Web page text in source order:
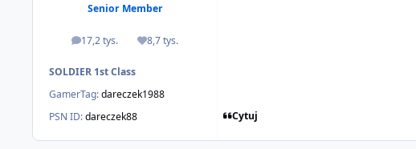
Senior Member
17,2 tys.
odpowiedzi8,7 tys.
Reputacja
SOLDIER 1st Class
GamerTag:dareczek1988
PSN ID:dareczek88 Cytuj